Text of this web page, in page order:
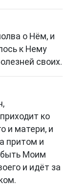
о Нём, и
к Нему
своих.
ко
и матери, и
притом и
быть Моим
и идёт за